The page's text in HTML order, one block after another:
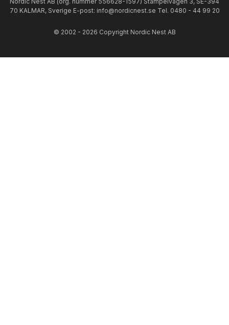
70 KALMAR, Sverige E-post: info@nordicnest.se Tel. 0480 - 44 99 20
© 2002 - 2026 Copyright Nordic Nest AB